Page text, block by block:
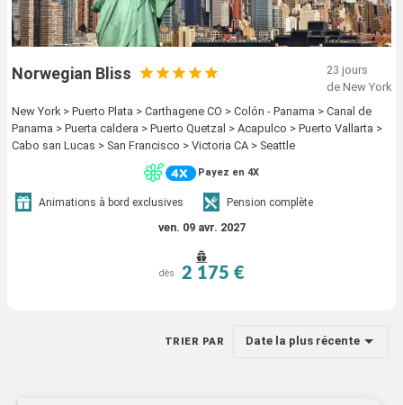
Norwegian Bliss
23 jours
de New York
New York > Puerto Plata > Carthagene CO > Colón - Panama > Canal de
Panama > Puerta caldera > Puerto Quetzal > Acapulco > Puerto Vallarta >
Cabo san Lucas > San Francisco > Victoria CA > Seattle
Payez en 4X
Animations à bord exclusives Pension complète
ven. 09 avr. 2027
dès 2 175 €
TRIER PAR Date la plus récente